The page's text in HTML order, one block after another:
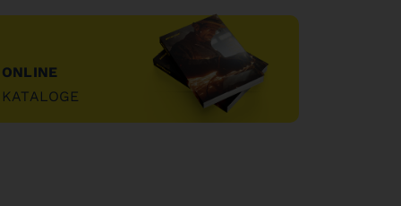
ONLINE
KATALOGE
"